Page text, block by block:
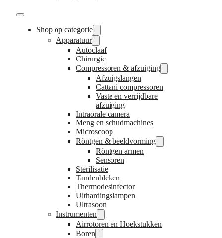
Shop op categorie
Apparatuur
Autoclaaf
Chirurgie
Compressoren & afzuiging
Afzuigslangen
Cattani compressoren
Vaste en verrijdbare
afzuiging
Intraorale camera
Meng en schudmachines
Microscoop
Röntgen & beeldvorming
Röntgen armen
Sensoren
Sterilisatie
Tandenbleken
Thermodesinfector
Uithardingslampen
Ultrasoon
Instrumenten
Airrotoren en Hoekstukken
Boren